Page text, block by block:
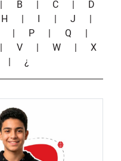
| B | C | D
H | I | J
|
| P | Q
|
| V |W |X
|¿